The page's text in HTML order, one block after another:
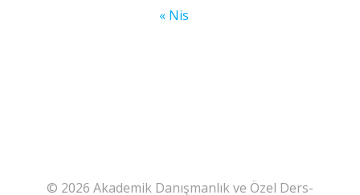
« Nis
© 2026 Akademik Danışmanlık ve Özel Ders-